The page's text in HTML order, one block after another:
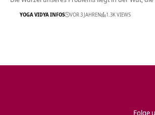
YOGA VIDYA INFOS VOR 3 JAHREN 1.3K VIEWS
Folge